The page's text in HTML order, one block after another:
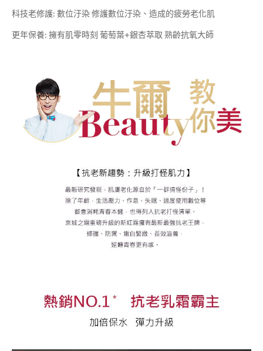
科技老修護: 數位汙染 修護數位汙染、造成的疲勞老化肌
更年保養: 擁有肌零時刻 葡萄葉+銀杏萃取 熟齡抗氧大師